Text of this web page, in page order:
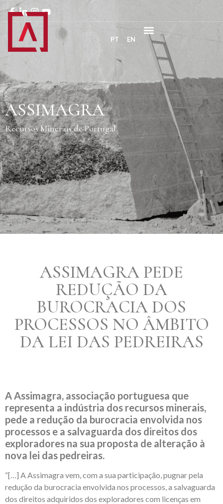
PT EN
ASSIMAGRA
Recursos Minerais de Portugal
ASSIMAGRA PEDE
REDUÇÃO DA
BUROCRACIA DOS
PROCESSOS NO ÂMBITO
DA LEI DAS PEDREIRAS
A Assimagra, associação portuguesa que
representa a indústria dos recursos minerais,
pede a redução da burocracia envolvida nos
processos e a salvaguarda dos direitos dos
exploradores na sua proposta de alteração à
nova lei das pedreiras.
“[…] A Assimagra vem, com a sua participação, pugnar pela
redução da burocracia envolvida nos processos, a salvaguarda
dos direitos adquiridos dos exploradores com licenças em